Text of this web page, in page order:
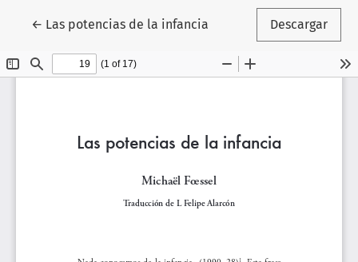
← Volver a los detalles del artículo
Las potencias de la infancia Descargar